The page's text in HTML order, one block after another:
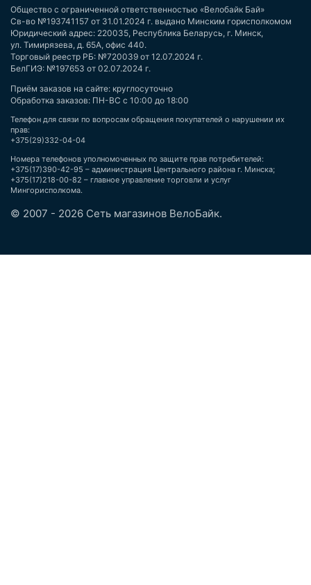
Общество с ограниченной ответственностью «Велобайк Бай»
Св-во №193741157 от 31.01.2024 г. выдано Минским горисполкомом
Юридический адрес: 220035, Республика Беларусь, г. Минск,
ул. Тимирязева, д. 65А, офис 440.
Торговый реестр РБ: №720039 от 12.07.2024 г.
БелГИЭ: №197653 от 02.07.2024 г.
Приём заказов на сайте: круглосуточно
Обработка заказов: ПН-ВС с 10:00 до 18:00
Телефон для связи по вопросам обращения покупателей о нарушении их
прав:
+375(29)332-04-04
Номера телефонов уполномоченных по защите прав потребителей:
+375(17)390-42-95 – администрация Центрального района г. Минска;
+375(17)218-00-82 – главное управление торговли и услуг
Мингорисполкома.
© 2007 - 2026 Сеть магазинов ВелоБайк.